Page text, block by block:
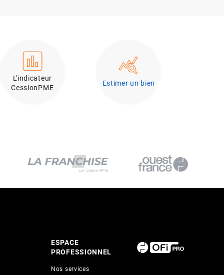
L'indicateur
CessionPME
Estimer un bien
ESPACE
PROFESSIONNEL
Nos services